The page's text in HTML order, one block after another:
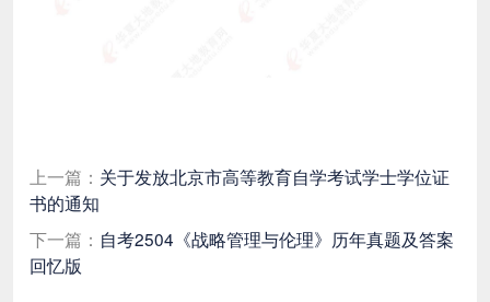
上一篇： 关于发放北京市高等教育自学考试学士学位证
书的通知
下一篇： 自考2504《战略管理与伦理》历年真题及答案
回忆版